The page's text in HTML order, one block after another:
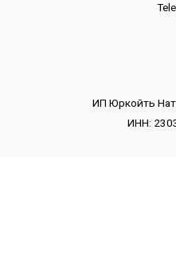
ИП Юркойть
ИНН: